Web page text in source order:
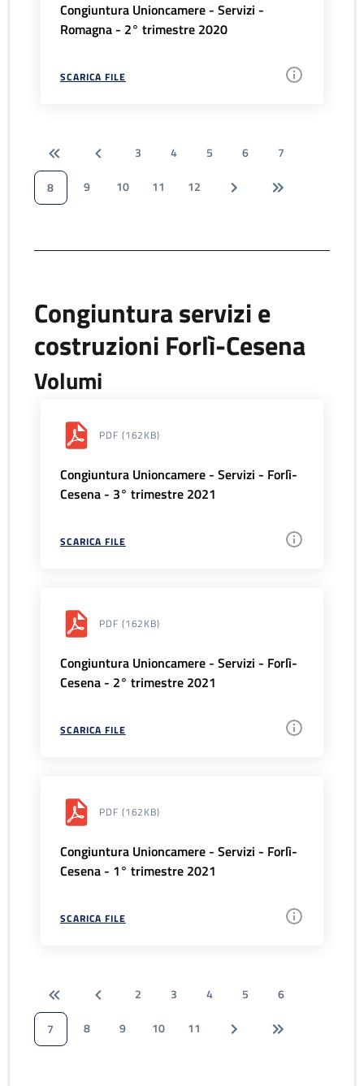
Congiuntura Unioncamere - Servizi -
Romagna - 2° trimestre 2020
SCARICA FILE
3 4 5 6
7
8
9 10 11 12
Congiuntura servizi e
costruzioni Forlì-Cesena
Volumi
PDF (162KB)
Congiuntura Unioncamere - Servizi - Forlì-
Cesena - 3° trimestre 2021
SCARICA FILE
PDF (162KB)
Congiuntura Unioncamere - Servizi - Forlì-
Cesena - 2° trimestre 2021
SCARICA FILE
PDF (162KB)
Congiuntura Unioncamere - Servizi - Forlì-
Cesena - 1° trimestre 2021
SCARICA FILE
2 3 4 5
6
7
8 9 10 11